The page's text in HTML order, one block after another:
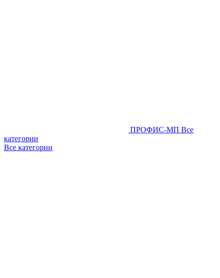
ПРОФИС-МП Все
категории
Все категории